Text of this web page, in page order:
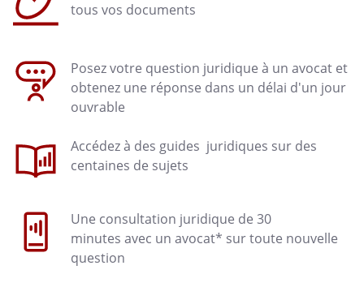
tous vos documents
Posez votre question juridique à un avocat et
obtenez une réponse dans un délai d'un jour
ouvrable
Accédez à des guides juridiques sur des
centaines de sujets
Une consultation juridique de 30
minutes avec un avocat* sur toute nouvelle
question